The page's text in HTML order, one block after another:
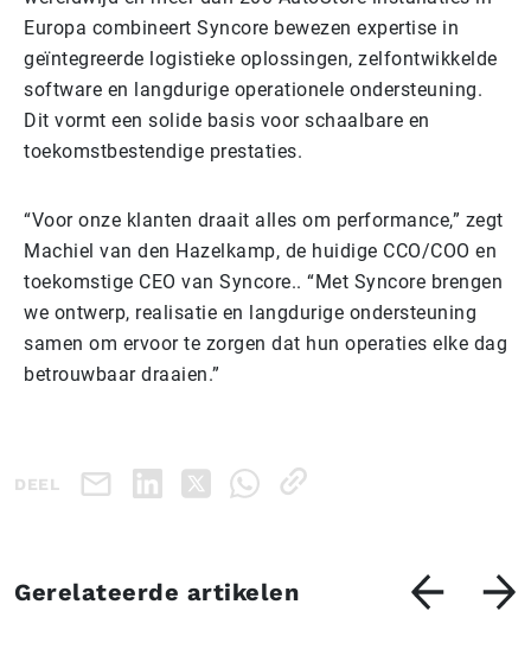
Europa combineert Syncore bewezen expertise in
geïntegreerde logistieke oplossingen, zelfontwikkelde
software en langdurige operationele ondersteuning.
Dit vormt een solide basis voor schaalbare en
toekomstbestendige prestaties.
“Voor onze klanten draait alles om performance,” zegt
Machiel van den Hazelkamp, de huidige CCO/COO en
toekomstige CEO van Syncore.. “Met Syncore brengen
we ontwerp, realisatie en langdurige ondersteuning
samen om ervoor te zorgen dat hun operaties elke dag
betrouwbaar draaien.”
DEEL
Gerelateerde artikelen